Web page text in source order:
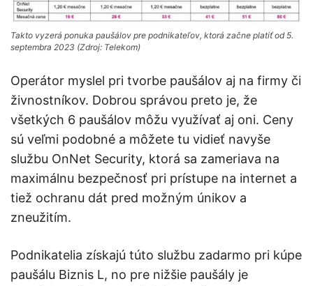
Takto vyzerá ponuka paušálov pre podnikateľov, ktorá začne platiť od 5.
septembra 2023 (Zdroj: Telekom)
Operátor myslel pri tvorbe paušálov aj na firmy či
živnostníkov. Dobrou správou preto je, že
všetkých 6 paušálov môžu využívať aj oni. Ceny
sú veľmi podobné a môžete tu vidieť navyše
službu OnNet Security, ktorá sa zameriava na
maximálnu bezpečnosť pri prístupe na internet a
tiež ochranu dát pred možným únikov a
zneužitím.
Podnikatelia získajú túto službu zadarmo pri kúpe
paušálu Biznis L, no pre nižšie paušály je